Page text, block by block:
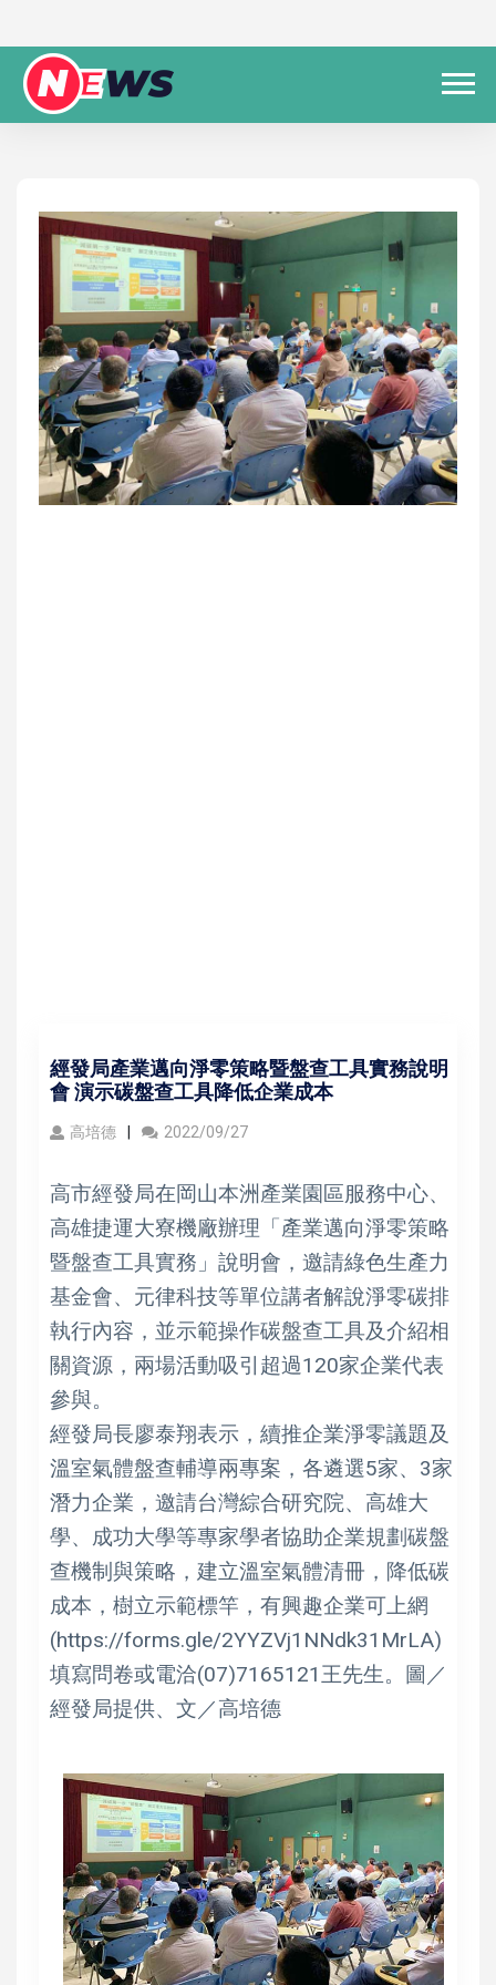
經發局產業邁向淨零策略暨盤查工具實務說明
會 演示碳盤查工具降低企業成本
高培德 2022/09/27
高市經發局在岡山本洲產業園區服務中心、
高雄捷運大寮機廠辦理「產業邁向淨零策略
暨盤查工具實務」說明會，邀請綠色生產力
基金會、元律科技等單位講者解說淨零碳排
執行內容，並示範操作碳盤查工具及介紹相
關資源，兩場活動吸引超過120家企業代表
參與。
經發局長廖泰翔表示，續推企業淨零議題及
溫室氣體盤查輔導兩專案，各遴選5家、3家
潛力企業，邀請台灣綜合研究院、高雄大
學、成功大學等專家學者協助企業規劃碳盤
查機制與策略，建立溫室氣體清冊，降低碳
成本，樹立示範標竿，有興趣企業可上網
(https://forms.gle/2YYZVj1NNdk31MrLA)
填寫問卷或電洽(07)7165121王先生。圖／
經發局提供、文／高培德